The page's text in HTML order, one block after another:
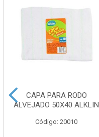
CAPA PARA RODO
ALVEJADO 50X40 ALKLIN
Código: 20010